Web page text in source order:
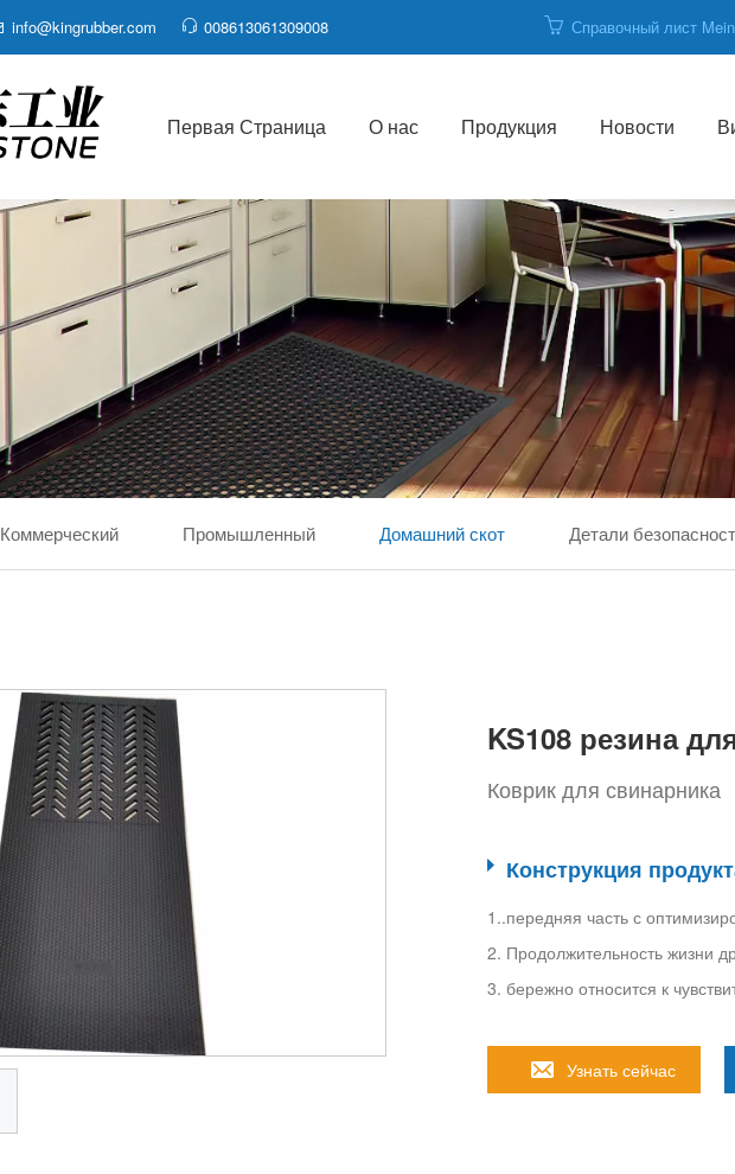
info@kingrubber.com 008613061309008 Справочный лист Mein
Первая Страница О нас Продукция Новости
Коммерческий Промышленный Домашний скот Детали
KS108 резина
Коврик для свинарника
Конструкция
1..передняя часть с
2. Продолжительность жизни
3. бережно относится к
Узнать сейчас